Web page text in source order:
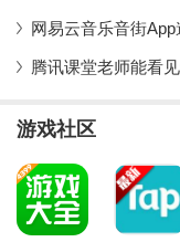
网易云音乐音街
游戏社区